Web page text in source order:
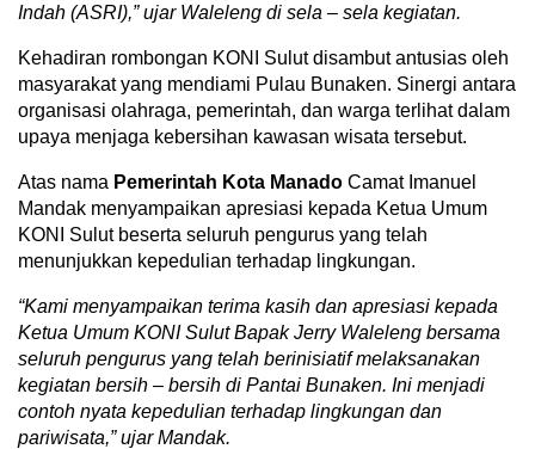
Indah (ASRI),” ujar Waleleng di sela – sela kegiatan.
Kehadiran rombongan KONI Sulut disambut antusias oleh
masyarakat yang mendiami Pulau Bunaken. Sinergi antara
organisasi olahraga, pemerintah, dan warga terlihat dalam
upaya menjaga kebersihan kawasan wisata tersebut.
Atas nama Pemerintah Kota Manado Camat Imanuel
Mandak menyampaikan apresiasi kepada Ketua Umum
KONI Sulut beserta seluruh pengurus yang telah
menunjukkan kepedulian terhadap lingkungan.
“Kami menyampaikan terima kasih dan apresiasi kepada
Ketua Umum KONI Sulut Bapak Jerry Waleleng bersama
seluruh pengurus yang telah berinisiatif melaksanakan
kegiatan bersih – bersih di Pantai Bunaken. Ini menjadi
contoh nyata kepedulian terhadap lingkungan dan
pariwisata,” ujar Mandak.